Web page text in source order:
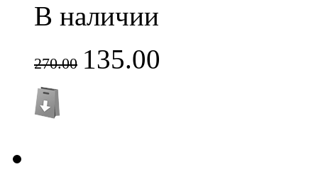
В наличии
270.00 135.00